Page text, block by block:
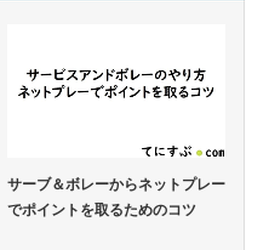
サーブ＆ボレーからネットプレー
でポイントを取るためのコツ